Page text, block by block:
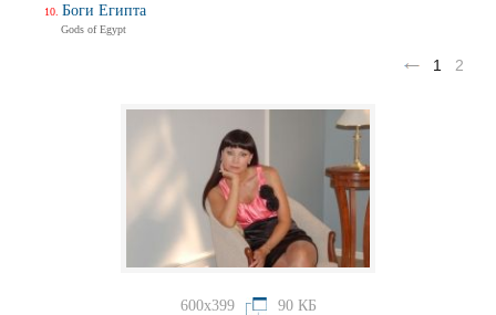
1 2
600x399 90 КБ
Боги Египта
Gods of Egypt